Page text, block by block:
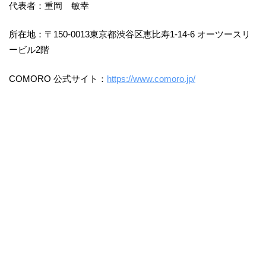
代表者：重岡 敏幸
所在地：〒150-0013東京都渋谷区恵比寿1-14-6 オーツースリ
ービル2階
COMORO 公式サイト： https://www.comoro.jp/